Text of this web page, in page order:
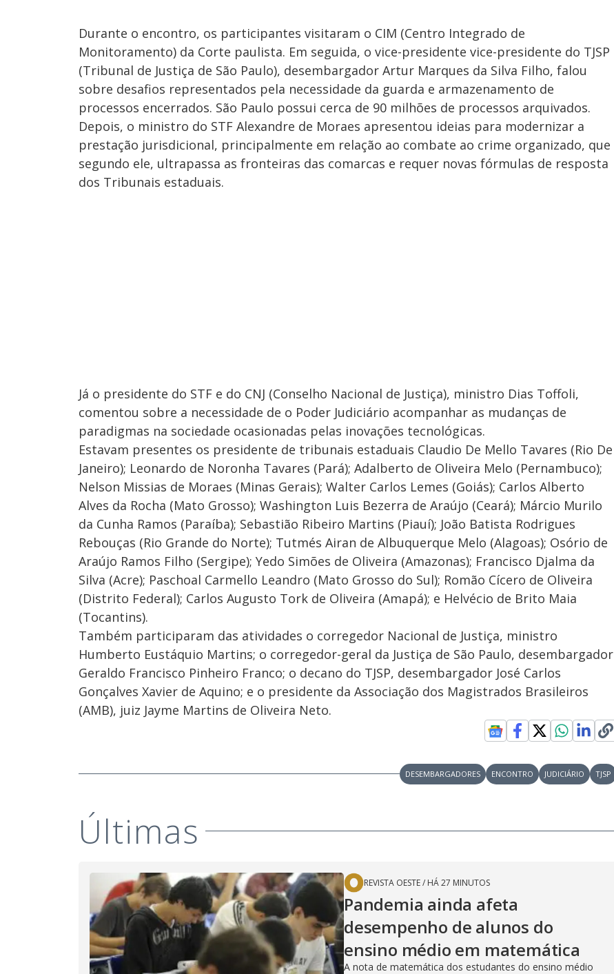
Durante o encontro, os participantes visitaram o CIM (Centro Integrado de
Monitoramento) da Corte paulista. Em seguida, o vice-presidente vice-presidente do TJSP
(Tribunal de Justiça de São Paulo), desembargador Artur Marques da Silva Filho, falou
sobre desafios representados pela necessidade da guarda e armazenamento de
processos encerrados. São Paulo possui cerca de 90 milhões de processos arquivados.
Depois, o ministro do STF Alexandre de Moraes apresentou ideias para modernizar a
prestação jurisdicional, principalmente em relação ao combate ao crime organizado, que
segundo ele, ultrapassa as fronteiras das comarcas e requer novas fórmulas de resposta
dos Tribunais estaduais.
Já o presidente do STF e do CNJ (Conselho Nacional de Justiça), ministro Dias Toffoli,
comentou sobre a necessidade de o Poder Judiciário acompanhar as mudanças de
paradigmas na sociedade ocasionadas pelas inovações tecnológicas.
Estavam presentes os presidente de tribunais estaduais Claudio De Mello Tavares (Rio De
Janeiro); Leonardo de Noronha Tavares (Pará); Adalberto de Oliveira Melo (Pernambuco);
Nelson Missias de Moraes (Minas Gerais); Walter Carlos Lemes (Goiás); Carlos Alberto
Alves da Rocha (Mato Grosso); Washington Luis Bezerra de Araújo (Ceará); Márcio Murilo
da Cunha Ramos (Paraíba); Sebastião Ribeiro Martins (Piauí); João Batista Rodrigues
Rebouças (Rio Grande do Norte); Tutmés Airan de Albuquerque Melo (Alagoas); Osório de
Araújo Ramos Filho (Sergipe); Yedo Simões de Oliveira (Amazonas); Francisco Djalma da
Silva (Acre); Paschoal Carmello Leandro (Mato Grosso do Sul); Romão Cícero de Oliveira
(Distrito Federal); Carlos Augusto Tork de Oliveira (Amapá); e Helvécio de Brito Maia
(Tocantins).
Também participaram das atividades o corregedor Nacional de Justiça, ministro
Humberto Eustáquio Martins; o corregedor-geral da Justiça de São Paulo, desembargador
Geraldo Francisco Pinheiro Franco; o decano do TJSP, desembargador José Carlos
Gonçalves Xavier de Aquino; e o presidente da Associação dos Magistrados Brasileiros
(AMB), juiz Jayme Martins de Oliveira Neto.
DESEMBARGADORES ENCONTRO JUDICIÁRIO TJSP
Últimas
REVISTA OESTE/ HÁ 27 MINUTOS
Pandemia ainda afeta
desempenho de alunos do
ensino médio em matemática
A nota de matemática dos estudantes do ensino médio